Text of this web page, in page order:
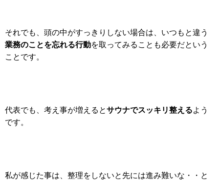
それでも、頭の中がすっきりしない場合は、いつもと違う
業務のことを忘れる行動を取ってみることも必要だという
ことです。
代表でも、考え事が増えるとサウナでスッキリ整えるよう
です。
私が感じた事は、整理をしないと先には進み難いな・・と